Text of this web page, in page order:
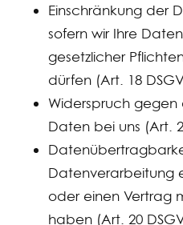
Einschränkung der
sofern wir Ihre
gesetzlicher
dürfen (Art. 18
Widerspruch gegen
Daten bei uns (Art.
Datenverarbeitung
oder einen Vertrag
haben (Art. 20